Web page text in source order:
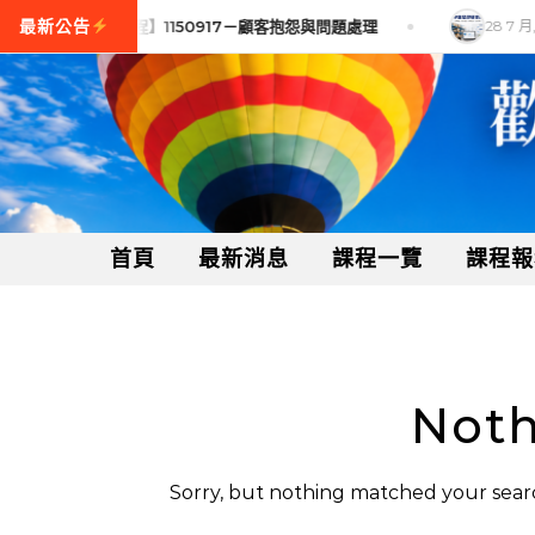
Skip to content
, 2026【訓練課程】1150917－顧客抱怨與問題處理 28 7 月,
首頁 最新消息 課程一覽 課程
Sorry, but nothing matched your